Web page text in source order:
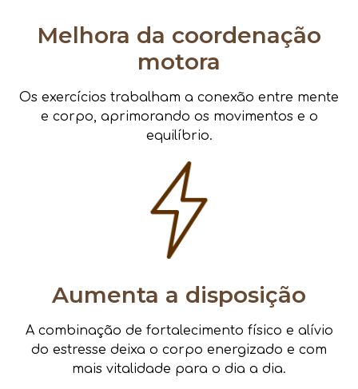
Melhora da coordenação
motora
Os exercícios trabalham a conexão entre mente
e corpo, aprimorando os movimentos e o
equilíbrio.
Aumenta a disposição
A combinação de fortalecimento físico e alívio
do estresse deixa o corpo energizado e com
mais vitalidade para o dia a dia.